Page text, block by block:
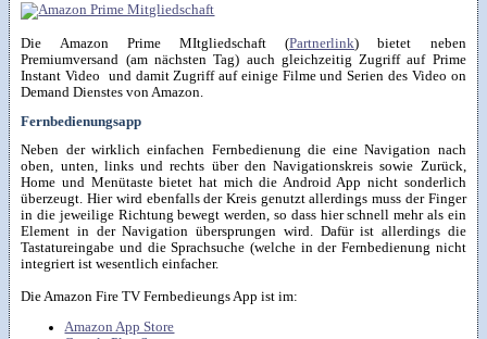
Die Amazon Prime MItgliedschaft (Partnerlink) bietet neben
Premiumversand (am nächsten Tag) auch gleichzeitig Zugriff auf Prime
Instant Video und damit Zugriff auf einige Filme und Serien des Video on
Demand Dienstes von Amazon.
Fernbedienungsapp
Neben der wirklich einfachen Fernbedienung die eine Navigation nach
oben, unten, links und rechts über den Navigationskreis sowie Zurück,
Home und Menütaste bietet hat mich die Android App nicht sonderlich
überzeugt. Hier wird ebenfalls der Kreis genutzt allerdings muss der Finger
in die jeweilige Richtung bewegt werden, so dass hier schnell mehr als ein
Element in der Navigation übersprungen wird. Dafür ist allerdings die
Tastatureingabe und die Sprachsuche (welche in der Fernbedienung nicht
integriert ist wesentlich einfacher.
Die Amazon Fire TV Fernbedieungs App ist im:
Amazon App Store